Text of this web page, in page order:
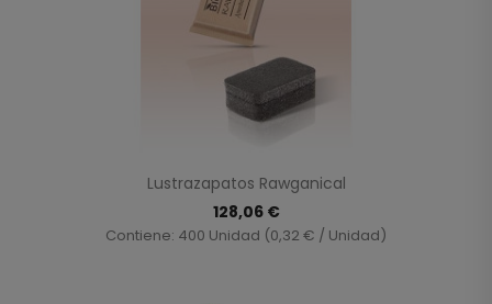
Lustrazapatos Rawganical
128,06 €
Contiene: 400 Unidad (0,32 € / Unidad)